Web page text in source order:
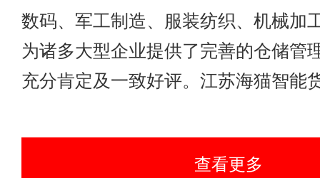
数码、军工制造、服装纺织、机械加
为诸多大型企业提供了完善的仓储管
充分肯定及一致好评。江苏海猫智能
查看更多